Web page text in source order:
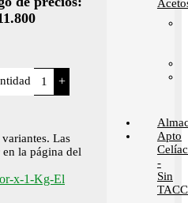
+
Las
la página del
Apto
-
Sin
TACC